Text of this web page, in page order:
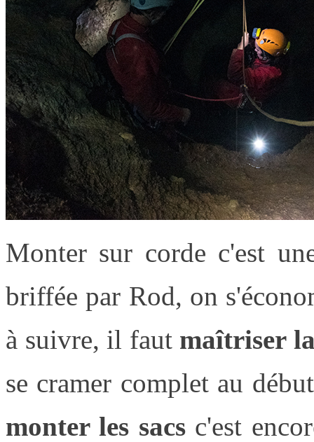
Monter sur corde c'est
briffée par Rod, on
à suivre, il faut maîtriser
se cramer complet au
monter les sacsc'est